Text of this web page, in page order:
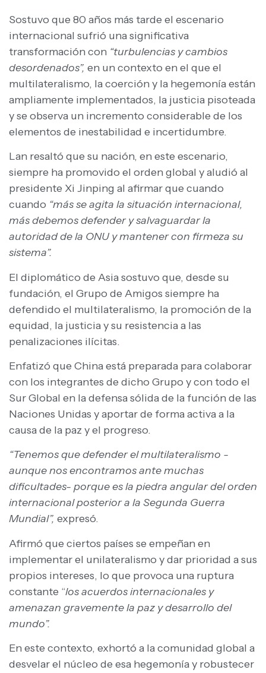
Sostuvo que 80 años más tarde el escenario
internacional sufrió una significativa
transformación con “turbulencias y cambios
desordenados”, en un contexto en el que el
multilateralismo, la coerción y la hegemonía están
ampliamente implementados, la justicia pisoteada
y se observa un incremento considerable de los
elementos de inestabilidad e incertidumbre.
Lan resaltó que su nación, en este escenario,
siempre ha promovido el orden global y aludió al
presidente Xi Jinping al afirmar que cuando
cuando “más se agita la situación internacional,
más debemos defender y salvaguardar la
autoridad de la ONU y mantener con firmeza su
sistema”.
El diplomático de Asia sostuvo que, desde su
fundación, el Grupo de Amigos siempre ha
defendido el multilateralismo, la promoción de la
equidad, la justicia y su resistencia a las
penalizaciones ilícitas.
Enfatizó que China está preparada para colaborar
con los integrantes de dicho Grupo y con todo el
Sur Global en la defensa sólida de la función de las
Naciones Unidas y aportar de forma activa a la
causa de la paz y el progreso.
“Tenemos que defender el multilateralismo -
aunque nos encontramos ante muchas
dificultades- porque es la piedra angular del orden
internacional posterior a la Segunda Guerra
Mundial”, expresó.
Afirmó que ciertos países se empeñan en
implementar el unilateralismo y dar prioridad a sus
propios intereses, lo que provoca una ruptura
constante “los acuerdos internacionales y
amenazan gravemente la paz y desarrollo del
mundo”.
En este contexto, exhortó a la comunidad global a
desvelar el núcleo de esa hegemonía y robustecer